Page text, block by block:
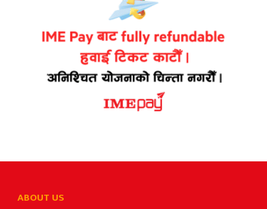
ABOUT US